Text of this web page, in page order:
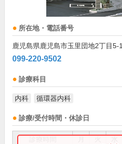
所在地・電話番号
鹿児島県鹿児島市玉里団地2丁目5-1
099-220-9502
診療科目
内科 循環器内科
診療/受付時間・休診日